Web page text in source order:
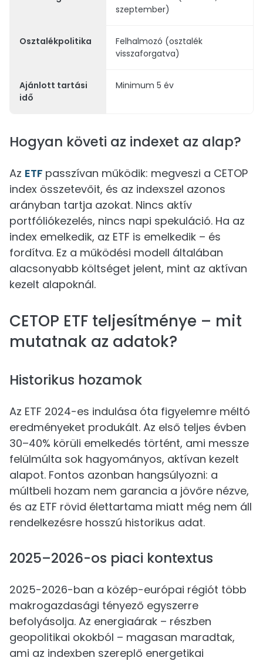
szeptember)
Osztalékpolitika
Felhalmozó (osztalék
visszaforgatva)
Ajánlott tartási
idő
Minimum 5 év
Hogyan követi az indexet az alap?
Az ETF passzívan működik: megveszi a CETOP
index összetevőit, és az indexszel azonos
arányban tartja azokat. Nincs aktív
portfóliókezelés, nincs napi spekuláció. Ha az
index emelkedik, az ETF is emelkedik – és
fordítva. Ez a működési modell általában
alacsonyabb költséget jelent, mint az aktívan
kezelt alapoknál.
CETOP ETF teljesítménye – mit
mutatnak az adatok?
Historikus hozamok
Az ETF 2024-es indulása óta figyelemre méltó
eredményeket produkált. Az első teljes évben
30–40% körüli emelkedés történt, ami messze
felülmúlta sok hagyományos, aktívan kezelt
alapot. Fontos azonban hangsúlyozni: a
múltbeli hozam nem garancia a jövőre nézve,
és az ETF rövid élettartama miatt még nem áll
rendelkezésre hosszú historikus adat.
2025–2026-os piaci kontextus
2025-2026-ban a közép-európai régiót több
makrogazdasági tényező egyszerre
befolyásolja. Az energiaárak – részben
geopolitikai okokból – magasan maradtak,
ami az indexben szereplő energetikai